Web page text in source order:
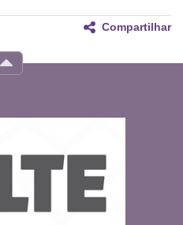
Compartilhar